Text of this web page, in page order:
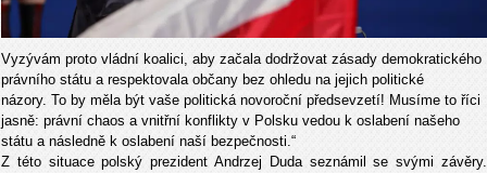
Vyzývám proto vládní koalici, aby začala dodržovat zásady demokratického
právního státu a respektovala občany bez ohledu na jejich politické
názory. To by měla být vaše politická novoroční předsevzetí! Musíme to říci
jasně: právní chaos a vnitřní konflikty v Polsku vedou k oslabení našeho
státu a následně k oslabení naší bezpečnosti.“
Z této situace polský prezident Andrzej Duda seznámil se svými závěry.